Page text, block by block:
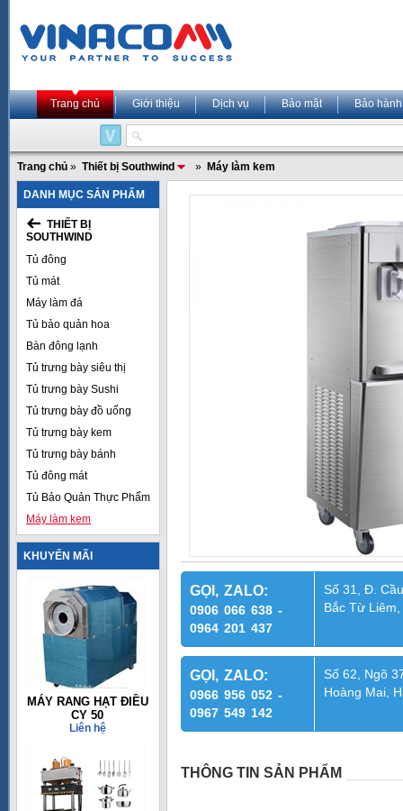
Trang chủ Giới thiệu Dịch vụ Bảo mật Bảo hành
Trang chủ » Thiết bị Southwind » Máy làm kem
DANH MỤC SẢN PHẨM
THIẾT BỊ
SOUTHWIND
Tủ đông
Tủ mát
Máy làm đá
Tủ bảo quản hoa
Bàn đông lạnh
Tủ trưng bày siêu thị
Tủ trưng bày Sushi
Tủ trưng bày đồ uống
Tủ trưng bày kem
Tủ trưng bày bánh
Tủ đông mát
Tủ Bảo Quản Thực Phẩm
Máy làm kem
KHUYẾN MÃI
MÁY RANG HẠT ĐIỀU
CY 50
Liên hệ
GỌI, ZALO:
0906 066 638 -
0964 201 437
Số 31, Đ.
Bắc Từ
GỌI, ZALO:
0966 956 052 -
0967 549 142
Số 62, Ngõ
Hoàng Mai,
THÔNG TIN SẢN PHẨM